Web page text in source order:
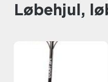
Løbehjul,